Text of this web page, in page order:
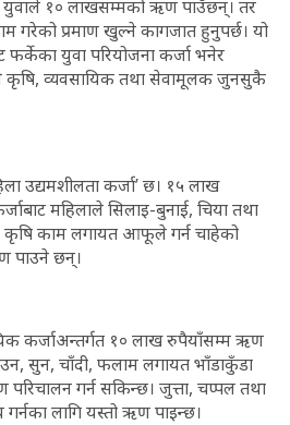
युवाले १० लाखसम्मको ऋण पाउँछन्। तर
गरेको प्रमाण खुल्ने कागजात हुनुपर्छ। यो
युवा परियोजना कर्जा भनेर
कृषि, व्यवसायिक तथा सेवामूलक जुनसुकै
उद्यमशीलता कर्जा’ छ। १५ लाख
महिलाले सिलाइ-बुनाई, चिया तथा
कृषि काम लगायत आफूले गर्न चाहेको
पाउने छन्।
कर्जाअन्तर्गत १० लाख रुपैयाँसम्म ऋण
सुन, चाँदी, फलाम लगायत भाँडाकुँडा
परिचालन गर्न सकिन्छ। जुत्ता, चप्पल तथा
लागि यस्तो ऋण पाइन्छ।